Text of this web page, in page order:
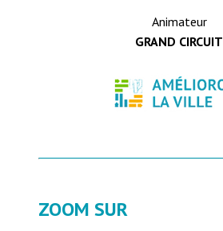
Animateur
GRAND CIRCUIT
ZOOM SUR